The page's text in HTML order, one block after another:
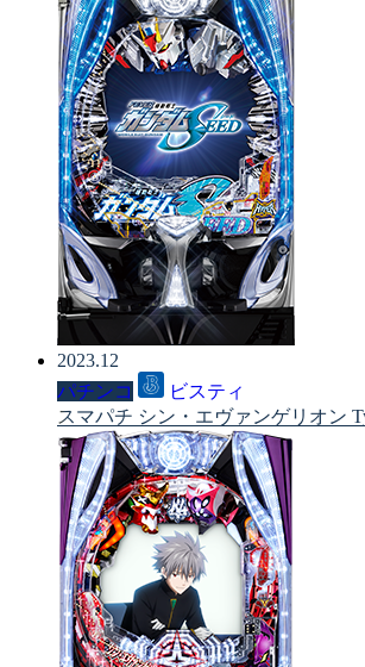
2023.12
パチンコ
ビスティ
スマパチ シン・エヴァンゲリオン